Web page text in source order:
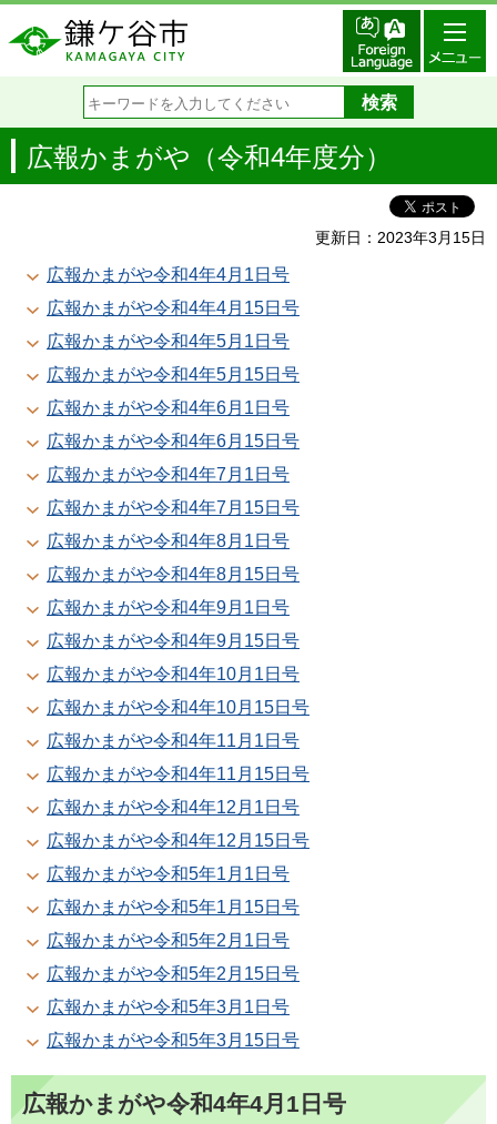
広報かまがや（令和4年度分）
更新日：2023年3月15日
広報かまがや令和4年4月1日号
広報かまがや令和4年4月15日号
広報かまがや令和4年5月1日号
広報かまがや令和4年5月15日号
広報かまがや令和4年6月1日号
広報かまがや令和4年6月15日号
広報かまがや令和4年7月1日号
広報かまがや令和4年7月15日号
広報かまがや令和4年8月1日号
広報かまがや令和4年8月15日号
広報かまがや令和4年9月1日号
広報かまがや令和4年9月15日号
広報かまがや令和4年10月1日号
広報かまがや令和4年10月15日号
広報かまがや令和4年11月1日号
広報かまがや令和4年11月15日号
広報かまがや令和4年12月1日号
広報かまがや令和4年12月15日号
広報かまがや令和5年1月1日号
広報かまがや令和5年1月15日号
広報かまがや令和5年2月1日号
広報かまがや令和5年2月15日号
広報かまがや令和5年3月1日号
広報かまがや令和5年3月15日号
広報かまがや令和4年4月1日号